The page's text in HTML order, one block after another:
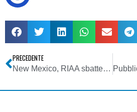
PRECEDENTE
New Mexico, RIAA sbatte contro un muro